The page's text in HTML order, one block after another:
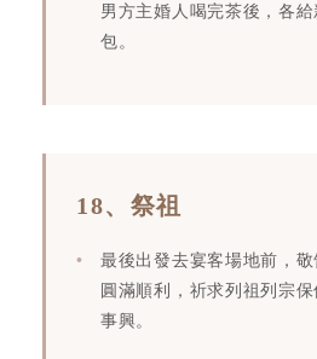
男方主婚人喝完茶後，各
包。
18、祭祖
最後出發去宴客場地前，
圓滿順利，祈求列祖列宗
事興。